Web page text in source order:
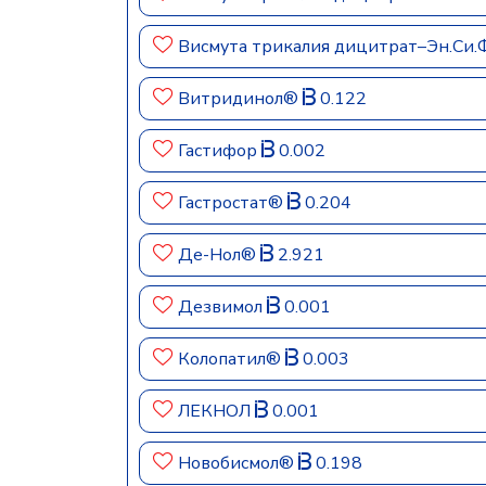
Висмута трикалия
Витридинол® 0.122
Гастифор 0.002
Гастростат® 0.204
Де-Нол® 2.921
Дезвимол 0.001
Колопатил® 0.003
ЛЕКНОЛ 0.001
Новобисмол® 0.198